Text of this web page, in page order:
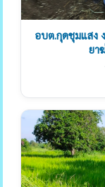
อบต.กุดชุมแสง
ยา